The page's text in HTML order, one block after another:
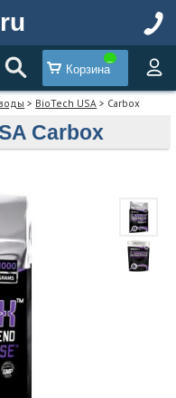
Корзина
> BioTech USA > Carbox
Carbox